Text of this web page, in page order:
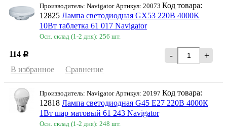
Производитель: Navigator Артикул: 20073 Код товара:
12825 Лампа светодиодная GX53 220В 4000K
10Вт таблетка 61 017 Navigator
Осн. склад (1-2 дня): 256 шт.
114 Р - +
В избранное Сравнение
Производитель: Navigator Артикул: 20197 Код товара:
12818 Лампа светодиодная G45 Е27 220В 4000К
1Вт шар матовый 61 243 Navigator
Осн. склад (1-2 дня): 248 шт.